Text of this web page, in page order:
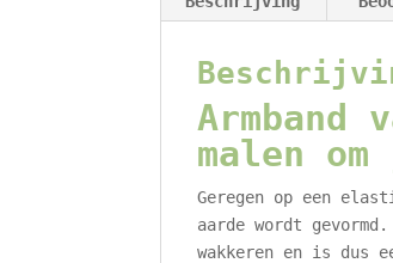
Armband
malen
Geregen op een
aarde wordt
wakkeren en is dus